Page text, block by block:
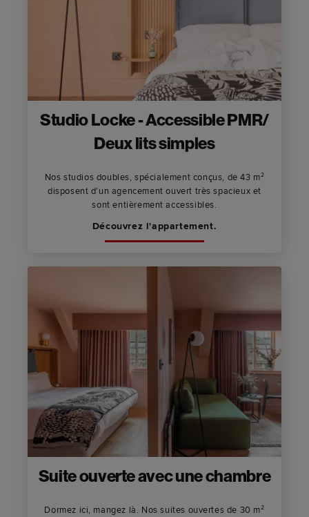
Studio Locke - Accessible PMR/
Deux lits simples
Nos studios doubles, spécialement conçus, de 43 m²
disposent d'un agencement ouvert très spacieux et
sont entièrement accessibles.
Découvrez l'appartement.
Suite ouverte avec une chambre
Dormez ici, mangez là. Nos suites ouvertes de 30 m²